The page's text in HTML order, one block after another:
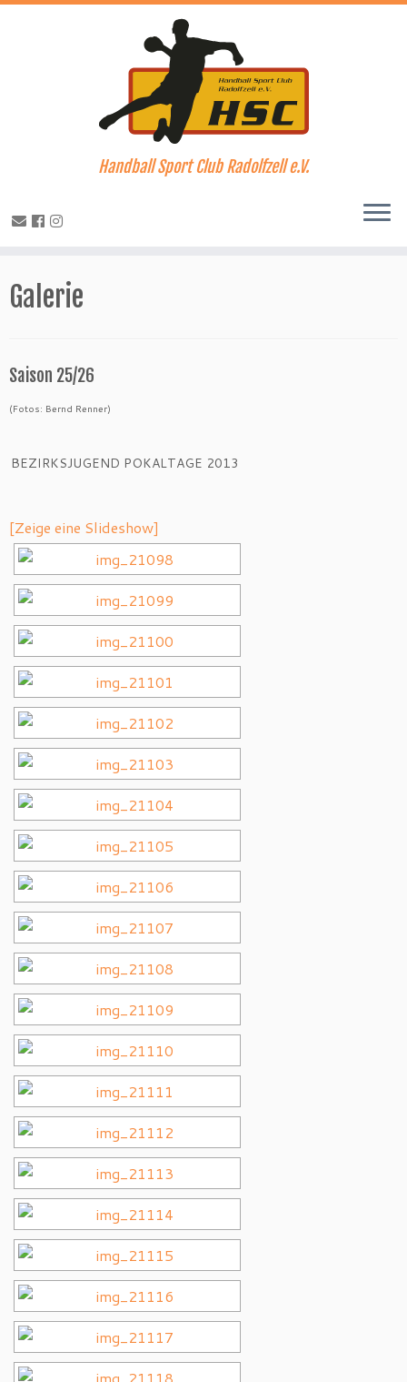
Inhalt
springen
Handball Sport Club Radolfzell e.V.
Galerie
Saison 25/26
(Fotos: Bernd Renner)
BEZIRKSJUGEND POKALTAGE 2013
[Zeige eine Slideshow]